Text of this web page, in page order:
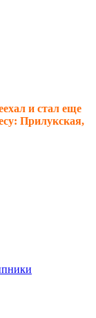
и стал еще
Прилукская,